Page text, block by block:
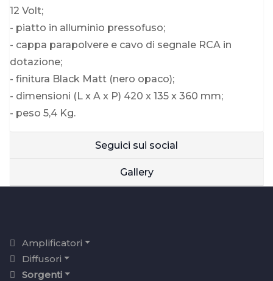
12 Volt;
- piatto in alluminio pressofuso;
- cappa parapolvere e cavo di segnale RCA in
dotazione;
- finitura Black Matt (nero opaco);
- dimensioni (L x A x P) 420 x 135 x 360 mm;
- peso 5,4 Kg.
Seguici sui social
Gallery
Amplificatori
Diffusori
Sorgenti